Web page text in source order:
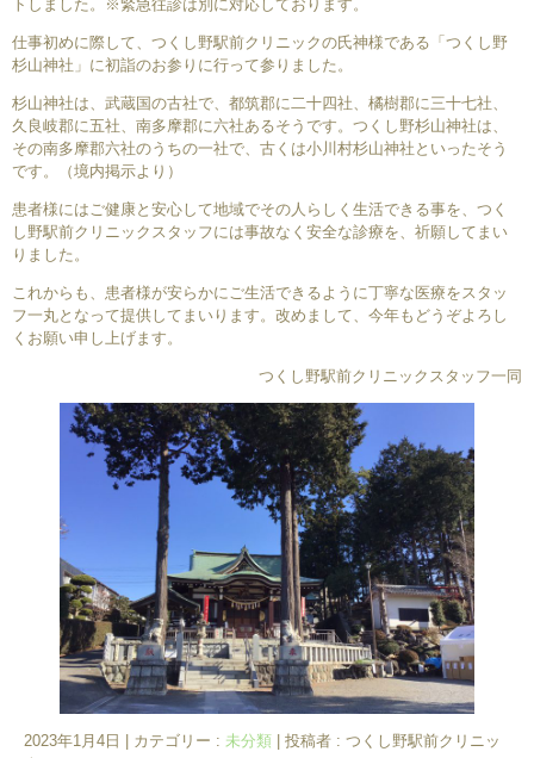
トしました。※緊急往診は別に対応しております。
仕事初めに際して、つくし野駅前クリニックの氏神様である「つくし野
杉山神社」に初詣のお参りに行って参りました。
杉山神社は、武蔵国の古社で、都筑郡に二十四社、橘樹郡に三十七社、
久良岐郡に五社、南多摩郡に六社あるそうです。つくし野杉山神社は、
その南多摩郡六社のうちの一社で、古くは小川村杉山神社といったそう
です。（境内掲示より）
患者様にはご健康と安心して地域でその人らしく生活できる事を、つく
し野駅前クリニックスタッフには事故なく安全な診療を、祈願してまい
りました。
これからも、患者様が安らかにご生活できるように丁寧な医療をスタッ
フ一丸となって提供してまいります。改めまして、今年もどうぞよろし
くお願い申し上げます。
つくし野駅前クリニックスタッフ一同
2023年1月4日 | カテゴリー : 未分類 | 投稿者 : つくし野駅前クリニッ